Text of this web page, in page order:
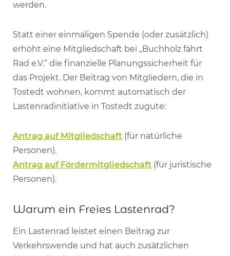
werden.
Statt einer einmaligen Spende (oder zusätzlich)
erhöht eine Mitgliedschaft bei „Buchholz fährt
Rad e.V.“ die finanzielle Planungssicherheit für
das Projekt. Der Beitrag von Mitgliedern, die in
Tostedt wohnen, kommt automatisch der
Lastenradinitiative in Tostedt zugute:
Antrag auf Mitgliedschaft (für natürliche
Personen).
Antrag auf Fördermitgliedschaft (für juristische
Personen).
Warum ein Freies Lastenrad?
Ein Lastenrad leistet einen Beitrag zur
Verkehrswende und hat auch zusätzlichen